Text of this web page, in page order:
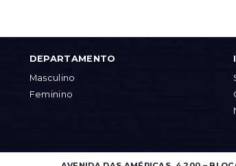
DEPARTAMENTO
Masculino
Feminino